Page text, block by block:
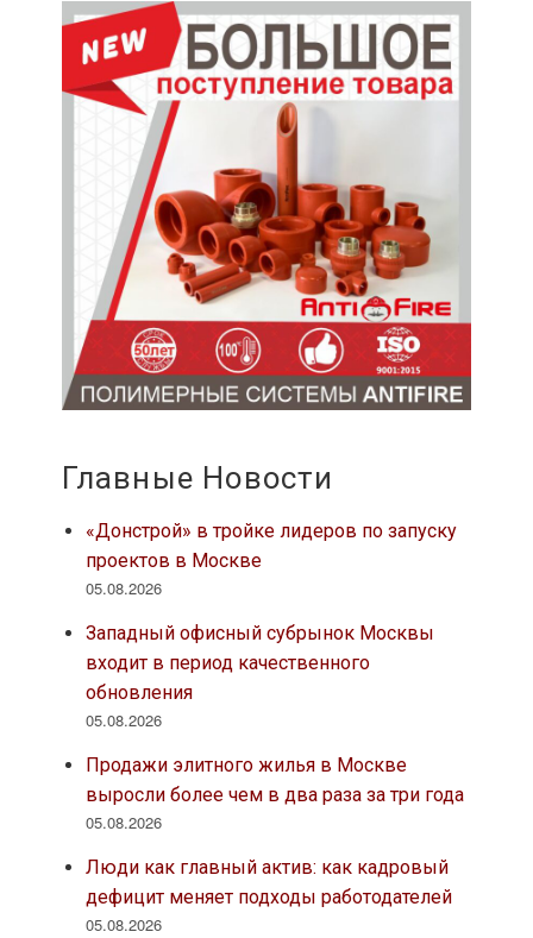
Главные Новости
«Донстрой» в тройке лидеров по запуску
проектов в Москве
05.08.2026
Западный офисный субрынок Москвы
входит в период качественного
обновления
05.08.2026
Продажи элитного жилья в Москве
выросли более чем в два раза за три года
05.08.2026
Люди как главный актив: как кадровый
дефицит меняет подходы работодателей
05.08.2026